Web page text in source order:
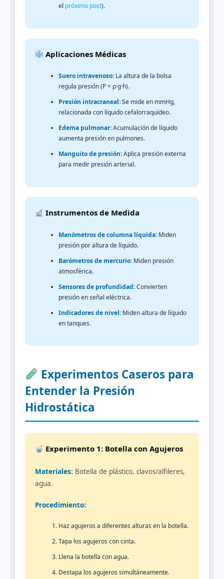
el próximo post).
Aplicaciones Médicas
Suero intravenoso: La altura de la bolsa
regula presión (P = ρ·g·h).
Presión intracraneal:Se mide en mmHg,
relacionada con líquido cefalorraquídeo.
Edema pulmonar:Acumulación de líquido
aumenta presión en pulmones.
Manguito de presión:Aplica presión externa
para medir presión arterial.
Instrumentos de Medida
Manómetros de columna líquida: Miden
presión por altura de líquido.
Barómetros de mercurio: Miden presión
atmosférica.
Sensores de profundidad:Convierten
presión en señal eléctrica.
Indicadores de nivel: Miden altura de líquido
en tanques.
Experimentos Caseros para
Entender la Presión
Hidrostática
Experimento 1: Botella con Agujeros
Materiales: Botella de plástico, clavos/alfileres,
agua.
Procedimiento:
Haz agujeros a diferentes alturas en la botella.
Tapa los agujeros con cinta.
Llena la botella con agua.
Destapa los agujeros simultáneamente.